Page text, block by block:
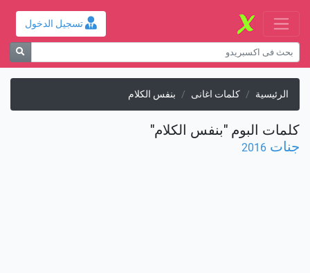
تسجيل الدخول
الرئيسية كلمات اغانى بنفس الكلام
كلمات البوم "بنفس الكلام"
جنات 2016